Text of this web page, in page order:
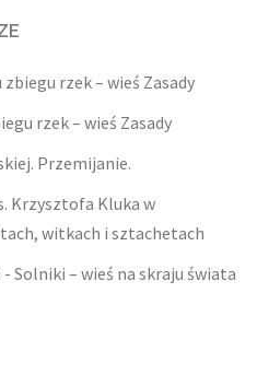
zbiegu rzek – wieś Zasady
rzek – wieś Zasady
Przemijanie.
Krzysztofa Kluka w
witkach i sztachetach
- Solniki – wieś na skraju świata